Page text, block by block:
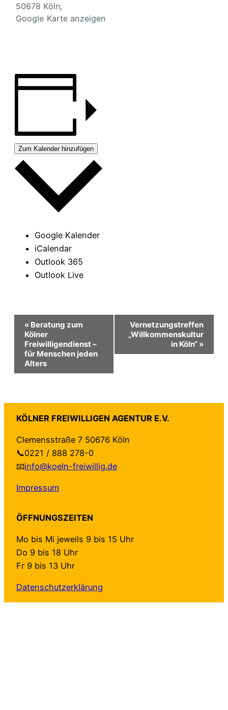
50678 Köln,
Google Karte anzeigen
Zum Kalender hinzufügen
Google Kalender
iCalendar
Outlook 365
Outlook Live
Veranstaltung-
Navigation
« Beratung zum
Kölner
Freiwilligendienst –
für Menschen jeden
Alters
Vernetzungstreffen
„Willkommenskultur
in Köln“ »
KÖLNER FREIWILLIGEN AGENTUR E.V.
Clemensstraße 7 50676 Köln
📞0221 / 888 278-0
📧info@koeln-freiwillig.de
Impressum
ÖFFNUNGSZEITEN
Mo bis Mi jeweils 9 bis 15 Uhr
Do 9 bis 18 Uhr
Fr 9 bis 13 Uhr
Datenschutzerklärung